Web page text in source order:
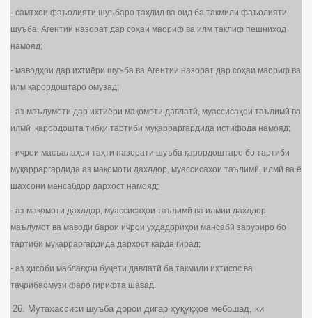
- самтҳои фаъолияти шуъбаро таҳлил ва оид ба такмили фаъолияти
шуъба, Агентии назорат дар соҳаи маориф ва илм таклиф пешниҳод
намояд;
- маводҳои дар ихтиёри шуъба ва Агентии назорат дар соҳаи маориф ва
илм қарордоштаро омӯзад;
- аз маълумоти дар ихтиёри мақомоти давлатӣ, муассисаҳои таълимӣ ва
илмӣ қарордошта тибқи тартиби муқарраргардида истифода намояд;
- иҷрои масъалаҳои таҳти назорати шуъба қарордоштаро бо тартиби
муқарраргардида аз мақомоти дахлдор, муассисаҳои таълимӣ, илмӣ ва ё
шахсони мансабдор дархост намояд;
- аз мақомоти дахлдор, муассисаҳои таълимӣ ва илмии дахлдор
маълумот ва маводи барои иҷрои уҳдадориҳои мансабӣ заруриро бо
тартиби муқарраргардида дархост карда гирад;
- аз ҳисоби маблағҳои буҷети давлатӣ ба такмили ихтисос ва
таҷрибаомӯзӣ фаро гирифта шавад.
Мутахассиси шуъба дорои дигар ҳуқуқҳое мебошад, ки